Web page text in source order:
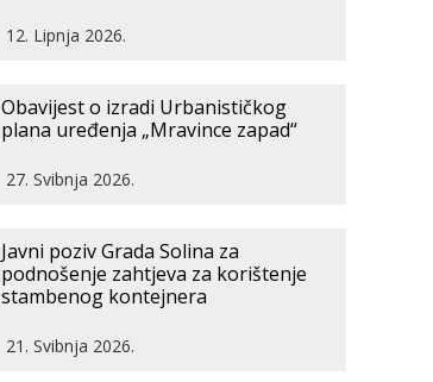
12. Lipnja 2026.
Obavijest o izradi Urbanističkog
plana uređenja „Mravince zapad“
27. Svibnja 2026.
Javni poziv Grada Solina za
podnošenje zahtjeva za korištenje
stambenog kontejnera
21. Svibnja 2026.